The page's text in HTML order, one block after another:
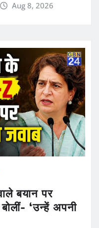
Aug 8, 2026
बयान पर
‘उन्हें अपनी